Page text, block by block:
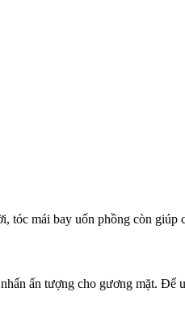
tóc mái bay uốn phồng còn
ấn tượng cho gương mặt. Để